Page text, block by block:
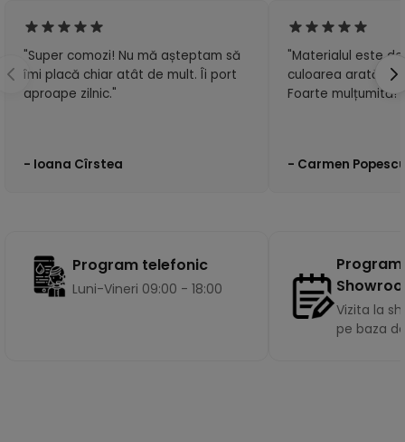
"Super comozi! Nu mă așteptam să
îmi placă chiar atât de mult. Îi port
aproape zilnic."
- Ioana Cîrstea
"Materialul este
culoarea arată
Foarte mulțumită!"
- Carmen
Program telefonic
Luni-Vineri 09:00 - 18:00
Vizita la
pe baza